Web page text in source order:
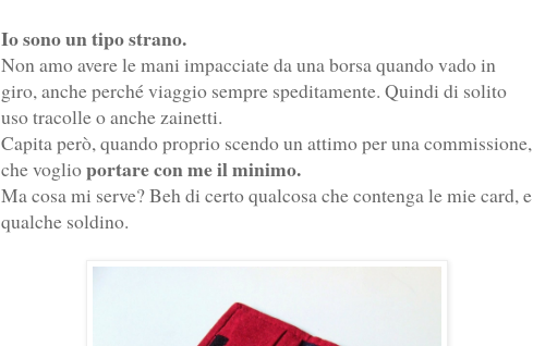
Io sono un tipo strano.
Non amo avere le mani impacciate da una borsa quando vado in
giro, anche perché viaggio sempre speditamente. Quindi di solito
uso tracolle o anche zainetti.
Capita però, quando proprio scendo un attimo per una commissione,
che voglioportare con me il minimo.
Ma cosa mi serve? Beh di certo qualcosa che contenga le mie card, e
qualche soldino.